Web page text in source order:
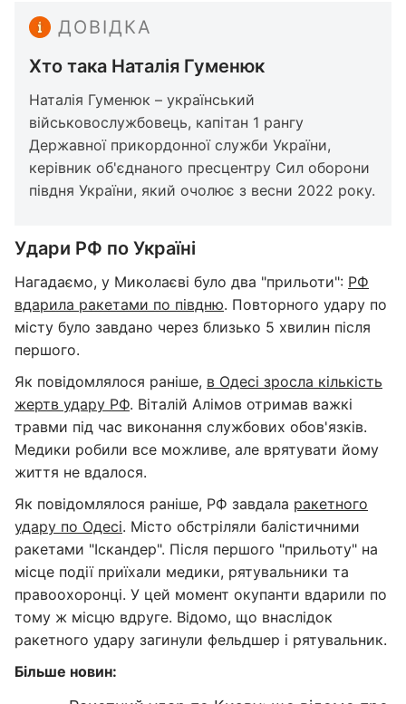
ДОВІДКА
Хто така Наталія Гуменюк
Наталія Гуменюк – український
військовослужбовець, капітан 1 рангу
Державної прикордонної служби України,
керівник об'єднаного пресцентру Сил оборони
півдня України, який очолює з весни 2022 року.
Удари РФ по Україні
Нагадаємо, у Миколаєві було два "прильоти": РФ
вдарила ракетами по півдню. Повторного удару по
місту було завдано через близько 5 хвилин після
першого.
Як повідомлялося раніше, в Одесі зросла кількість
жертв удару РФ. Віталій Алімов отримав важкі
травми під час виконання службових обов'язків.
Медики робили все можливе, але врятувати йому
життя не вдалося.
Як повідомлялося раніше, РФ завдала ракетного
удару по Одесі. Місто обстріляли балістичними
ракетами "Іскандер". Після першого "прильоту" на
місце події приїхали медики, рятувальники та
правоохоронці. У цей момент окупанти вдарили по
тому ж місцю вдруге. Відомо, що внаслідок
ракетного удару загинули фельдшер і рятувальник.
Більше новин: